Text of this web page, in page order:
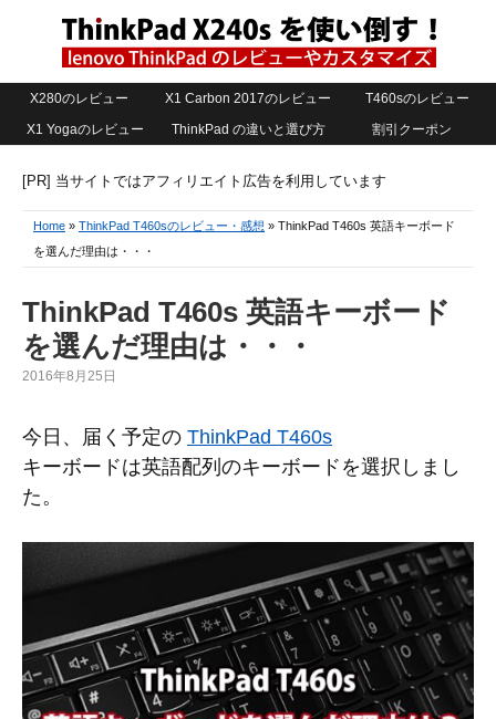
X280のレビュー X1 Carbon 2017のレビュー
T460sのレビュー
X1 Yogaのレビュー
ThinkPad の違いと選び方 割引クーポン
[PR] 当サイトではアフィリエイト広告を利用しています
Home » ThinkPad T460sのレビュー・感想 » ThinkPad T460s 英語キーボード
を選んだ理由は・・・
ThinkPad T460s 英語キーボード
を選んだ理由は・・・
2016年8月25日
今日、届く予定の ThinkPad T460s
キーボードは英語配列のキーボードを選択しまし
た。